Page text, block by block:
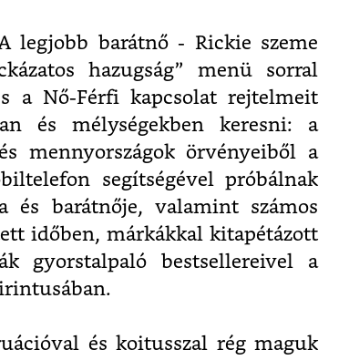
legjobb barátnő - Rickie szeme
hazugság” menü sorral
a Nő-Férfi kapcsolat rejtelmeit
és mélységekben keresni: a
mennyországok örvényeiből a
segítségével próbálnak
és barátnője, valamint számos
időben, márkákkal kitapétázott
gyorstalpaló bestsellereivel a
és koitusszal rég maguk